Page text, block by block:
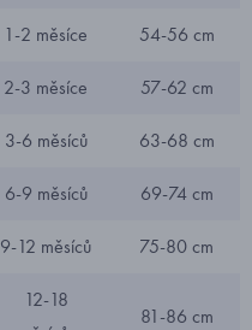
1-2 měsíce 54-56 cm
2-3 měsíce 57-62 cm
3-6 měsíců 63-68 cm
6-9 měsíců 69-74 cm
9-12 měsíců 75-80 cm
12-18
81-86 cm